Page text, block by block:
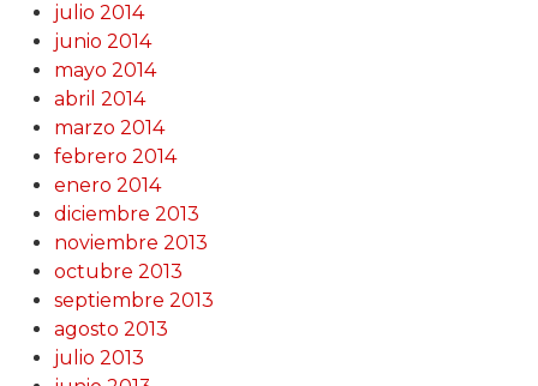
julio 2014
junio 2014
mayo 2014
abril 2014
marzo 2014
febrero 2014
enero 2014
diciembre 2013
noviembre 2013
octubre 2013
septiembre 2013
agosto 2013
julio 2013